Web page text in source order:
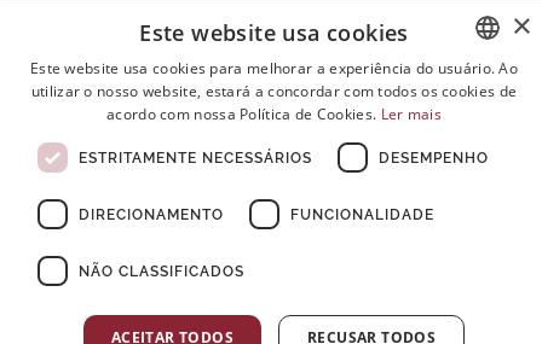
Siga-nos nas redes sociais:
© Copyright 2026 . Todos Os Direitos Reservados
PORTUGUESE
×
Este website usa cookies
Este website usa cookies para melhorar a experiência do usuário. Ao
utilizar o nosso website, estará a concordar com todos os cookies de
acordo com nossa Política de Cookies. Ler mais
ESTRITAMENTE NECESSÁRIOS DESEMPENHO
DIRECIONAMENTO FUNCIONALIDADE
NÃO CLASSIFICADOS
ACEITAR TODOS RECUSAR TODOS